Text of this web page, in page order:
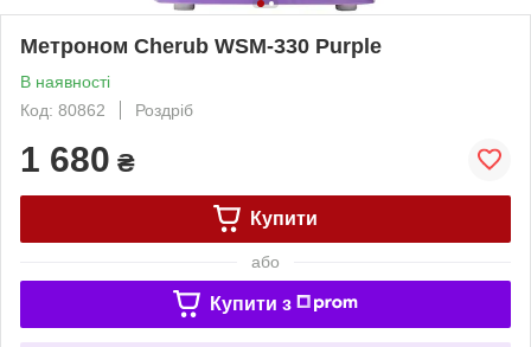
Метроном Cherub WSM-330 Purple
В наявності
Код: 80862
Роздріб
1 680 ₴
Купити
або
Купити з